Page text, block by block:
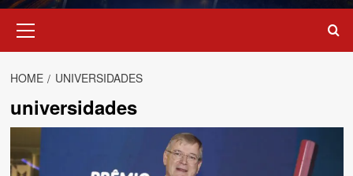
Menu
HOME UNIVERSIDADES
universidades